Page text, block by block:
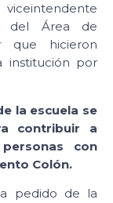
del Área de
que hicieron
institución por
la escuela se
contribuir a
con
Colón.
pedido de la